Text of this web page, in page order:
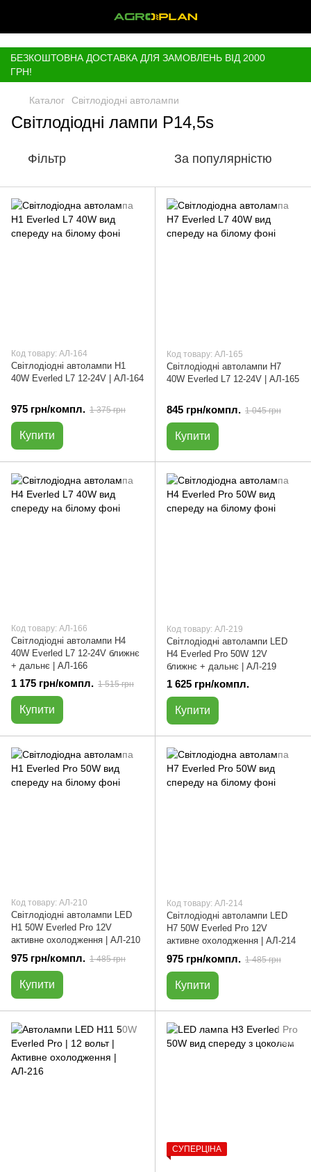
БЕЗКОШТОВНА ДОСТАВКА ДЛЯ ЗАМОВЛЕНЬ ВІД 2000
ГРН!
Каталог Світлодіодні автолампи
Світлодіодні лампи P14,5s
Фільтр За популярністю
Код товару: АЛ-164
Світлодіодні автолампи H1
40W Everled L7 12-24V | АЛ-164
975 грн/компл. 1 375 грн
Купити
Код товару: АЛ-165
Світлодіодні автолампи H7
40W Everled L7 12-24V | АЛ-165
845 грн/компл. 1 045 грн
Купити
Код товару: АЛ-166
Світлодіодні автолампи H4
40W Everled L7 12-24V ближнє
+ дальнє | АЛ-166
1 175 грн/компл. 1 515 грн
Купити
Код товару: АЛ-219
Світлодіодні автолампи LED
H4 Everled Pro 50W 12V
ближнє + дальнє | АЛ-219
1 625 грн/компл.
Купити
Код товару: АЛ-210
Світлодіодні автолампи LED
H1 50W Everled Pro 12V
активне охолодження | АЛ-210
975 грн/компл. 1 485 грн
Купити
Код товару: АЛ-214
Світлодіодні автолампи LED
H7 50W Everled Pro 12V
активне охолодження | АЛ-214
975 грн/компл. 1 485 грн
Купити
СУПЕРЦІНА